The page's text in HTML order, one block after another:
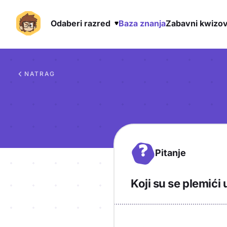
Odaberi razred Baza znanjaZabavni
NATRAG
? Pitanje
Koji su se plemići